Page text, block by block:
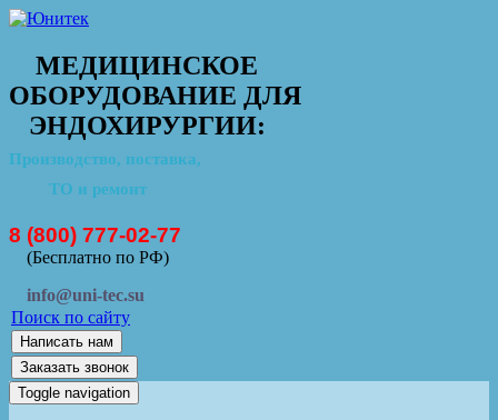
МЕДИЦИНСКОЕ
ОБОРУДОВАНИЕ ДЛЯ
ЭНДОХИРУРГИИ:
Производство, поставка,
ТО и ремонт
8 (800) 777-02-77
(Бесплатно по РФ)
info@uni-tec.su
Поиск по сайту
Написать нам
Заказать звонок
Toggle navigation